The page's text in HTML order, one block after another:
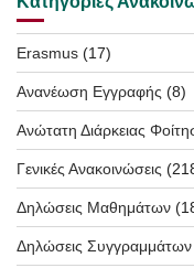
Erasmus (17)
Ανανέωση Εγγραφής (8)
Ανώτατη Διάρκειας
Γενικές Ανακοινώσεις
Δηλώσεις Μαθημάτων
Δηλώσεις Συγγραμμάτων